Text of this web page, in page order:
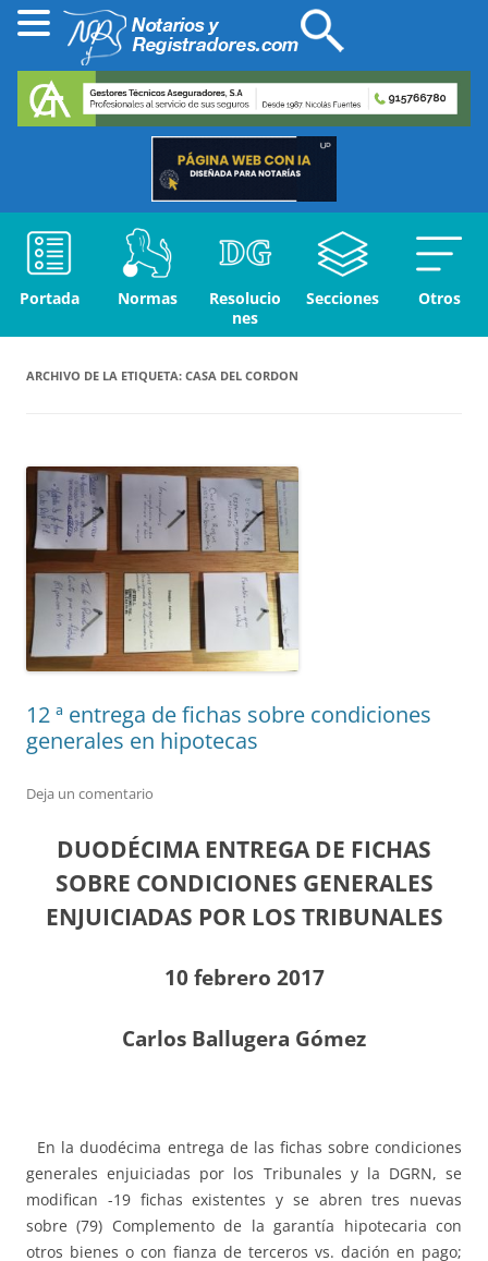
Portada Normas
Resolucio
nes
Secciones Otros
ARCHIVO DE LA ETIQUETA: CASA DEL CORDON
12 ª entrega de fichas sobre condiciones
generales en hipotecas
Deja un comentario
DUODÉCIMA ENTREGA DE FICHAS
SOBRE CONDICIONES GENERALES
ENJUICIADAS POR LOS TRIBUNALES
10 febrero 2017
Carlos Ballugera Gómez
En la duodécima entrega de las fichas sobre condiciones
generales enjuiciadas por los Tribunales y la DGRN, se
modifican -19 fichas existentes y se abren tres nuevas
sobre (79) Complemento de la garantía hipotecaria con
otros bienes o con fianza de terceros vs. dación en pago;